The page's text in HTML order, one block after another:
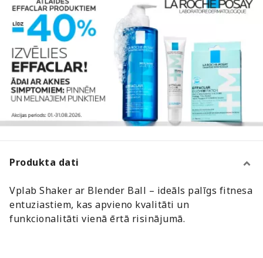
Produkta dati
Vplab Shaker ar Blender Ball – ideāls palīgs fitnesa
entuziastiem, kas apvieno kvalitāti un
funkcionalitāti vienā ērtā risinājumā.